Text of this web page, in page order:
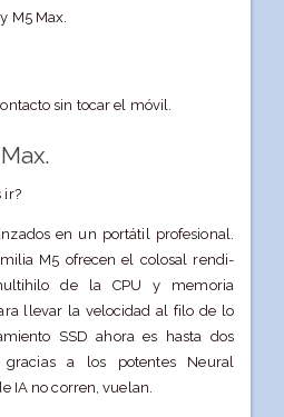
M5 Max.
sin tocar el móvil.
ir?
en un portátil profesional.
M5 ofrecen el colosal rendi­
de la CPU y memoria
llevar la velocidad al filo de lo
SSD ahora es hasta dos
a los potentes Neural
IA no corren, vuelan.